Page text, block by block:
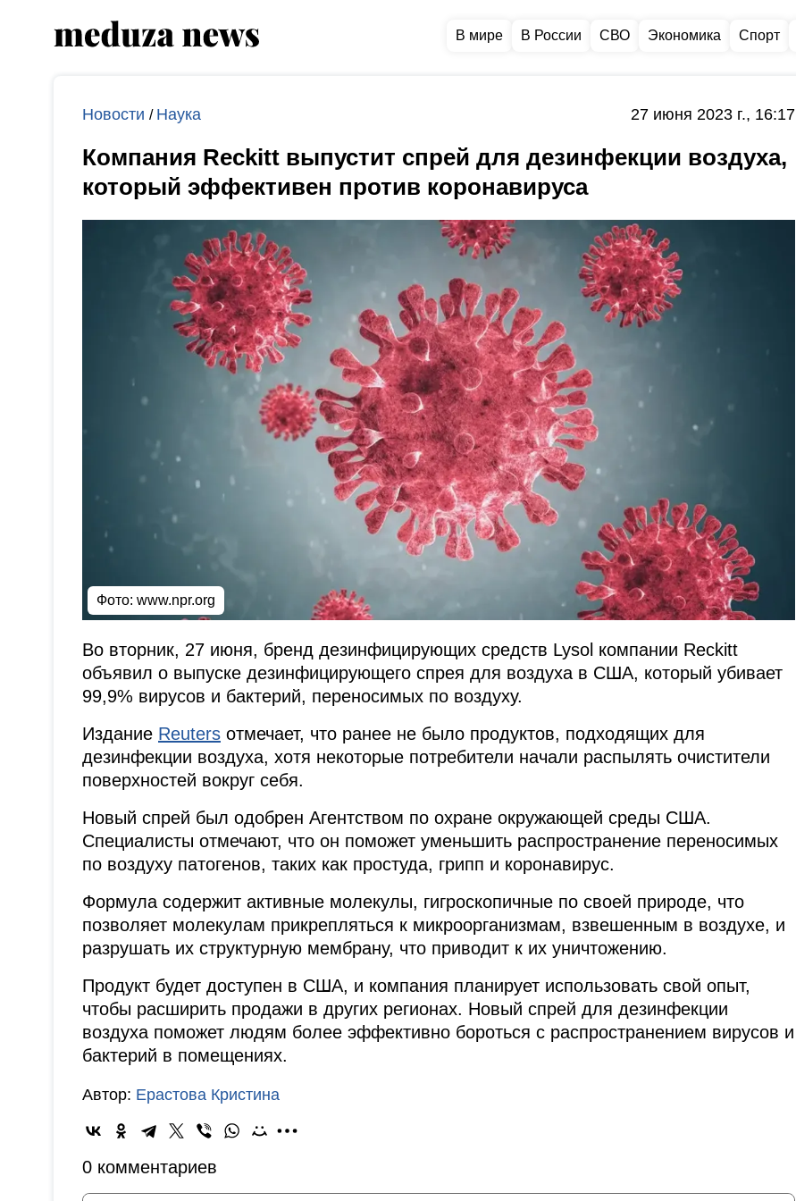
В мире В России СВО Экономика Спорт
Новости / Наука 27 июня 2023 г., 16:17
Компания Reckitt выпустит спрей для дезинфекции воздуха,
который эффективен против коронавируса
Фото: www.npr.org
Во вторник, 27 июня, бренд дезинфицирующих средств Lysol компании Reckitt
объявил о выпуске дезинфицирующего спрея для воздуха в США, который убивает
99,9% вирусов и бактерий, переносимых по воздуху.
Издание Reuters отмечает, что ранее не было продуктов, подходящих для
дезинфекции воздуха, хотя некоторые потребители начали распылять очистители
поверхностей вокруг себя.
Новый спрей был одобрен Агентством по охране окружающей среды США.
Специалисты отмечают, что он поможет уменьшить распространение переносимых
по воздуху патогенов, таких как простуда, грипп и коронавирус.
Формула содержит активные молекулы, гигроскопичные по своей природе, что
позволяет молекулам прикрепляться к микроорганизмам, взвешенным в воздухе, и
разрушать их структурную мембрану, что приводит к их уничтожению.
Продукт будет доступен в США, и компания планирует использовать свой опыт,
чтобы расширить продажи в других регионах. Новый спрей для дезинфекции
воздуха поможет людям более эффективно бороться с распространением вирусов и
бактерий в помещениях.
Автор: Ерастова Кристина
0 комментариев